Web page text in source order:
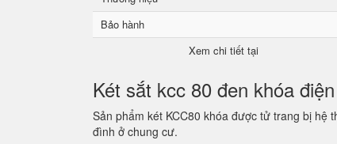
Bảo hành
Xem chi tiết tại
Két sắt kcc 80 đen khóa
Sản phẩm két KCC80 khóa được tử trang bị hệ
đình ở chung cư.